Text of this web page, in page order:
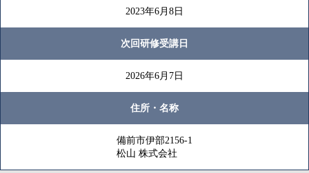
2023年6月8日
次回研修受講日
2026年6月7日
住所・名称
備前市伊部2156-1
松山 株式会社